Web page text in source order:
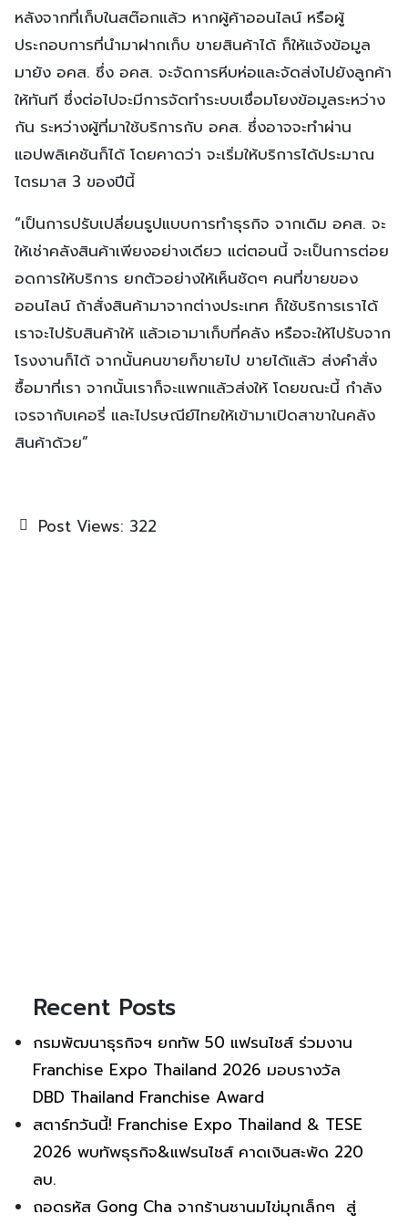
หลังจากที่เก็บในสต๊อกแล้ว หากผู้ค้าออนไลน์ หรือผู้
ประกอบการที่นำมาฝากเก็บ ขายสินค้าได้ ก็ให้แจ้งข้อมูล
มายัง อคส. ซึ่ง อคส. จะจัดการหีบห่อและจัดส่งไปยังลูกค้า
ให้ทันที ซึ่งต่อไปจะมีการจัดทำระบบเชื่อมโยงข้อมูลระหว่าง
กัน ระหว่างผู้ที่มาใช้บริการกับ อคส. ซึ่งอาจจะทำผ่าน
แอปพลิเคชันก็ได้ โดยคาดว่า จะเริ่มให้บริการได้ประมาณ
ไตรมาส 3 ของปีนี้
“เป็นการปรับเปลี่ยนรูปแบบการทำธุรกิจ จากเดิม อคส. จะ
ให้เช่าคลังสินค้าเพียงอย่างเดียว แต่ตอนนี้ จะเป็นการต่อย
อดการให้บริการ ยกตัวอย่างให้เห็นชัดๆ คนที่ขายของ
ออนไลน์ ถ้าสั่งสินค้ามาจากต่างประเทศ ก็ใช้บริการเราได้
เราจะไปรับสินค้าให้ แล้วเอามาเก็บที่คลัง หรือจะให้ไปรับจาก
โรงงานก็ได้ จากนั้นคนขายก็ขายไป ขายได้แล้ว ส่งคำสั่ง
ซื้อมาที่เรา จากนั้นเราก็จะแพกแล้วส่งให้ โดยขณะนี้ กำลัง
เจรจากับเคอรี่ และไปรษณีย์ไทยให้เข้ามาเปิดสาขาในคลัง
สินค้าด้วย”
Post Views: 322
Recent Posts
กรมพัฒนาธุรกิจฯ ยกทัพ 50 แฟรนไชส์ ร่วมงาน
Franchise Expo Thailand 2026 มอบรางวัล
DBD Thailand Franchise Award
สตาร์ทวันนี้! Franchise Expo Thailand & TESE
2026 พบทัพธุรกิจ&แฟรนไชส์ คาดเงินสะพัด 220
ลบ.
ถอดรหัส Gong Cha จากร้านชานมไข่มุกเล็กๆ สู่